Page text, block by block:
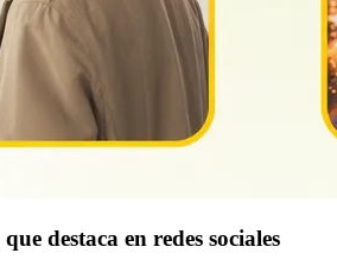
destaca en redes sociales